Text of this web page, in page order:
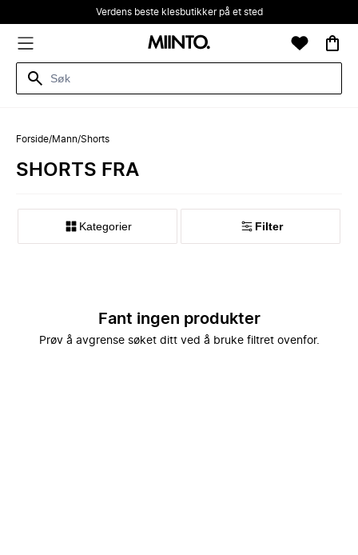
Verdens beste klesbutikker på et sted
Forside/Mann/Shorts
SHORTS FRA
Kategorier Filter
Fant ingen produkter
Prøv å avgrense søket ditt ved å bruke filtret ovenfor.